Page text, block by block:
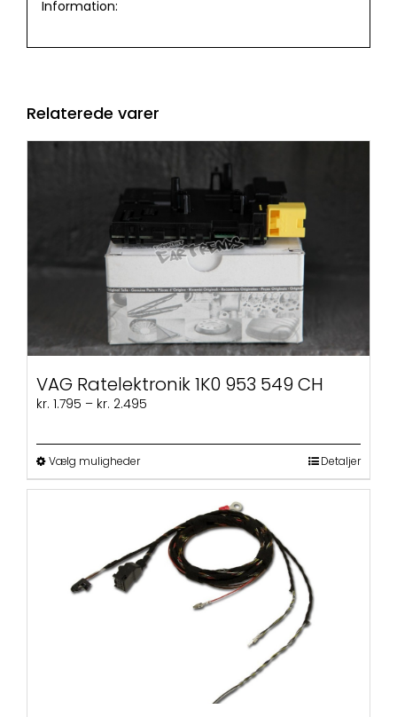
Information:
Relaterede varer
VAG Ratelektronik 1K0 953 549 CH
kr. 1.795 – kr. 2.495
Vælg mulighederDette
vare
varianter.
Mulighederne
kan
vælges
Detaljer